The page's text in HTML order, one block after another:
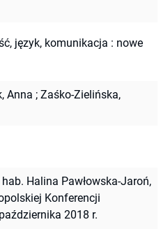
język, komunikacja : nowe
Anna ; Zaśko-Zielińska,
Halina Pawłowska-Jaroń,
Konferencji
2018 r.